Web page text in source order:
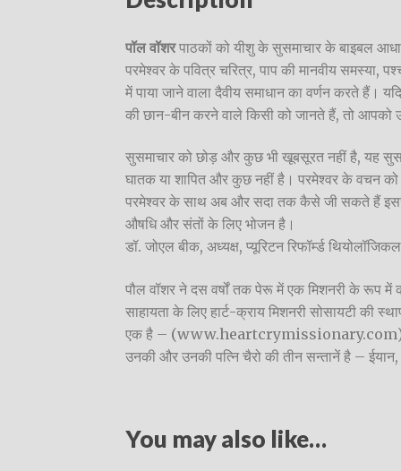
पॉल वॉशरपाठकों को यीशु के सुसमाचार के बाइबल
परमेश्वर के पवित्र चरित्र, पाप की मानवीय समस्या,
में पाया जाने वाला दैवीय समाधान का वर्णन करते हैं।
की छान-बीन करने वाले किसी को जानते हैं, तो आपको
सुसमाचार को छोड़ और कुछ भी खूबसूरत नहीं है, यह
घातक या शापित और कुछ नहीं है। परमेश्वर के वचन
परमेश्वर के साथ अब और सदा तक कैसे जी सकते हैं इससे
औषधि और संतों के लिए भोजन है।
डॉ. जोएल बीक, अध्यक्ष, प्यूरिटन रिफॉर्म्ड
पौल वॉशर ने दस वर्षों तक पेरू में एक मिशनरी के रूप में
साहायता के लिए हार्ट-क्राय मिशनरी सोसायटी की
एक है –
उनकी और उनकी पत्नि चैरो की तीन सन्तानें है – ईयान,
You may also like…